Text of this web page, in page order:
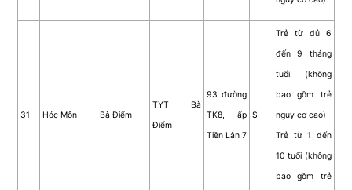
31 Hóc Môn Bà Điểm
TYT Bà
Điểm
93 đường
TK8, ấp
Tiền Lân 7
S
Trẻ từ đủ 6
đến 9 tháng
tuổi (không
bao gồm trẻ
nguy cơ cao)
Trẻ từ 1 đến
10 tuổi (không
bao gồm trẻ